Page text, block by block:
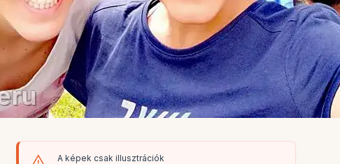
A képek csak illusztrációk